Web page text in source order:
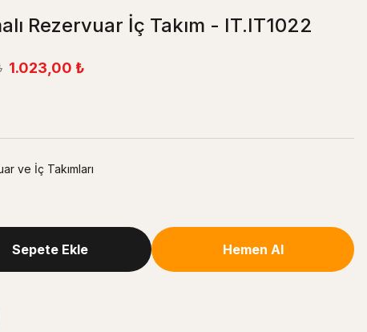
Rezervuar İç Takım - IT.IT1022
1.023,00 ₺
ve İç Takımları
Sepete Ekle Hemen Al